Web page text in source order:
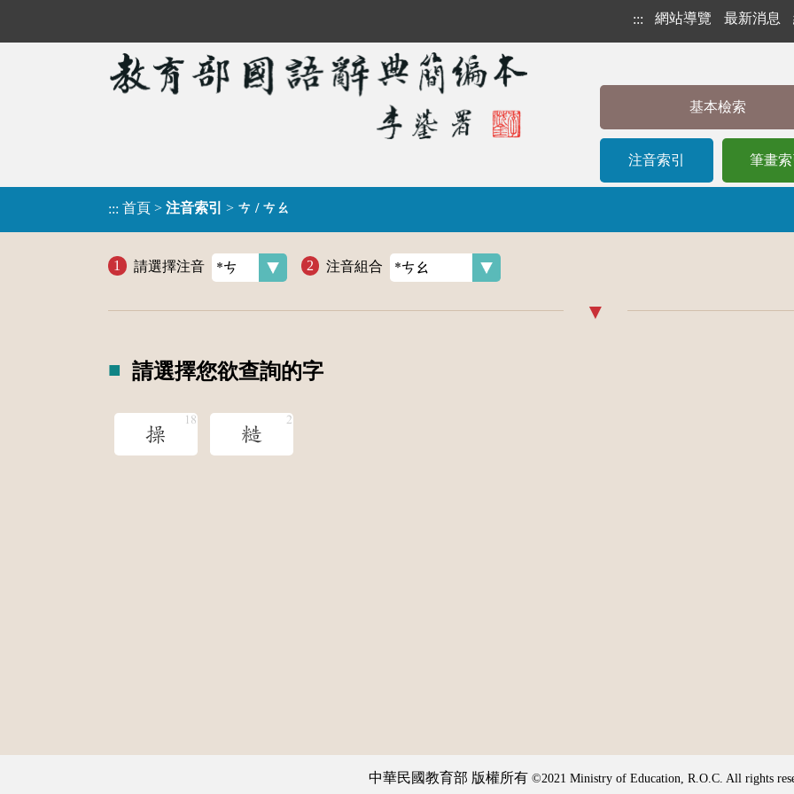
::: 網站導覽 最新消息
基本檢索
注音索引 筆畫索
::: 首頁 > 注音索引 > ㄘ / ㄘㄠ
請選擇注音 注音組合
請選擇您欲查詢的字
操 糙
中華民國教育部 版權所有 ©2021 Ministry of Education, R.O.C. All rights